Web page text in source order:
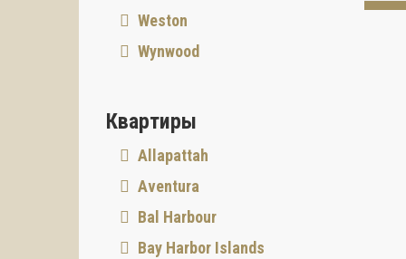
Weston
Wynwood
Квартиры
Allapattah
Aventura
Bal Harbour
Bay Harbor Islands